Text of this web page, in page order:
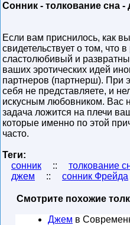
Сонник - толкование сна -
Если вам приснилось, как
свидетельствует о том, что
сластолюбивый и
ваших эротических идей
партнеров (партнерш). При
себя не представляете, и
искусным любовником. Вас
задача ложится на плечи
которые именно по этой
часто.
Теги:
сонник
:: толкование
джем
:: сонник Фрейда
Смотрите похожие
Джем в